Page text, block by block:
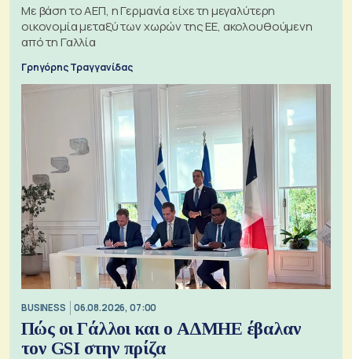
Με βάση το ΑΕΠ, η Γερμανία είχε τη μεγαλύτερη
οικονομία μεταξύ των χωρών της ΕΕ, ακολουθούμενη
από τη Γαλλία
Γρηγόρης Τραγγανίδας
BUSINESS 06.08.2026, 07:00
Πώς οι Γάλλοι και ο ΑΔΜΗΕ έβαλαν
τον GSI στην πρίζα